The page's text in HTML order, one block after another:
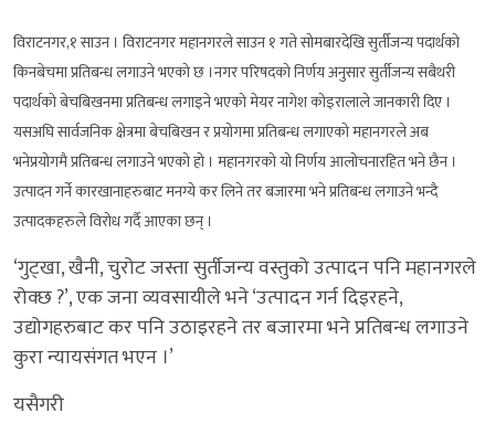
विराटनगर,१ साउन । विराटनगर महानगरले साउन १ गते सोमबारदेखि सुर्तीजन्य पदार्थको
किनबेचमा प्रतिबन्ध लगाउने भएको छ ।नगर परिषदको निर्णय अनुसार सुर्तीजन्य सबैथरी
पदार्थको बेचबिखनमा प्रतिबन्ध लगाइने भएको मेयर नागेश कोइरालाले जानकारी दिए ।
यसअघि सार्वजनिक क्षेत्रमा बेचबिखन र प्रयोगमा प्रतिबन्ध लगाएको महानगरले अब
भनेप्रयोगमै प्रतिबन्ध लगाउने भएको हो । महानगरको यो निर्णय आलोचनारहित भने छैन ।
उत्पादन गर्ने कारखानाहरुबाट मनग्ये कर लिने तर बजारमा भने प्रतिबन्ध लगाउने भन्दै
उत्पादकहरुले विरोध गर्दै आएका छन् ।
‘गुट्खा, खैनी, चुरोट जस्ता सुर्तीजन्य वस्तुको उत्पादन पनि महानगरले
रोक्छ ?’, एक जना व्यवसायीले भने ‘उत्पादन गर्न दिइरहने,
उद्योगहरुबाट कर पनि उठाइरहने तर बजारमा भने प्रतिबन्ध लगाउने
कुरा न्यायसंगत भएन ।’
यसैगरी